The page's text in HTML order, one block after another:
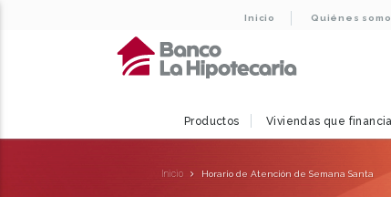
Inicio Quiénes
Productos Viviendas que
Inicio Horario de Atención de Semana Santa